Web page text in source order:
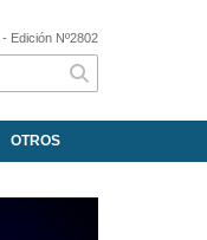
- Edición Nº2802
OTROS